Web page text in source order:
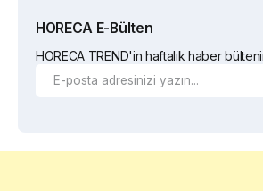
HORECA E-Bülten
HORECA TREND'in haftalık haber